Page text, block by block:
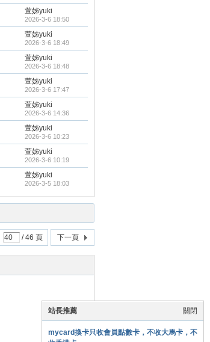
萱姊yuki
2026-3-6 18:50
萱姊yuki
2026-3-6 18:49
萱姊yuki
2026-3-6 18:48
萱姊yuki
2026-3-6 17:47
萱姊yuki
2026-3-6 14:36
萱姊yuki
2026-3-6 10:23
萱姊yuki
2026-3-6 10:19
萱姊yuki
2026-3-5 18:03
/ 46 頁 下一頁
關閉
站長推薦
mycard換卡只收會員點數卡，不收大馬卡，不